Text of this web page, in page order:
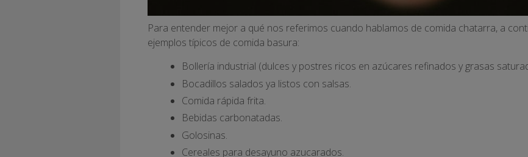
Para entender mejor a qué nos referimos cuando hablamos de comida chatarra, a
ejemplos típicos de comida basura:
Bollería industrial (dulces y postres ricos en azúcares refinados y grasas
Bocadillos salados ya listos con salsas.
Comida rápida frita.
Bebidas carbonatadas.
Golosinas.
Cereales para desayuno azucarados.